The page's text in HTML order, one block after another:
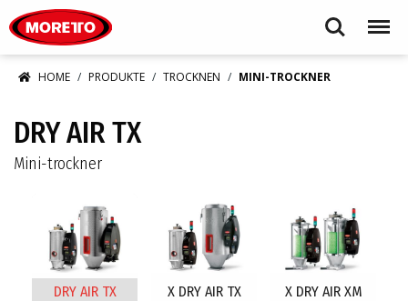
Search Menu
HOME PRODUKTE TROCKNEN MINI-TROCKNER
DRY AIR TX
Mini-trockner
DRY AIR TX X DRY AIR TX X DRY AIR XM